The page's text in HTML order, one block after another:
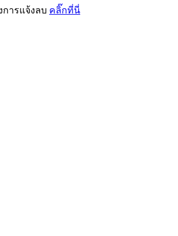
การแจ้งลบ คลิ๊กที่นี่